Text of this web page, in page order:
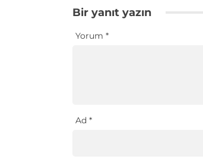
Bir yanıt yazın
Yorum *
Ad *